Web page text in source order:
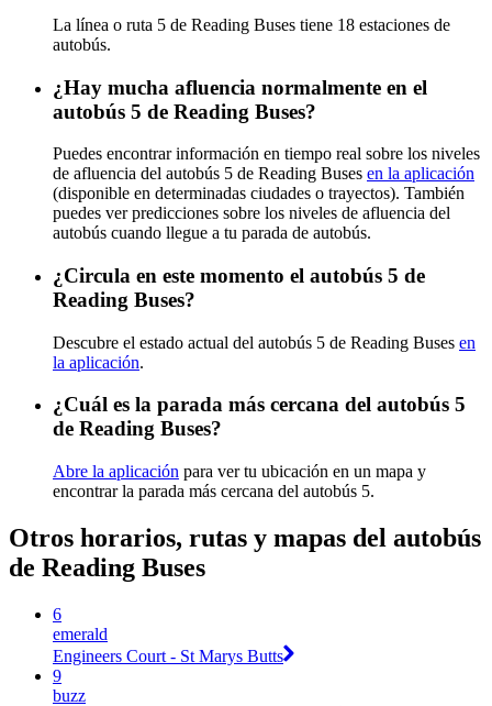
La línea o ruta 5 de Reading Buses tiene 18 estaciones de
autobús.
¿Hay mucha afluencia normalmente en el
autobús 5 de Reading Buses?
Puedes encontrar información en tiempo real sobre los niveles
de afluencia del autobús 5 de Reading Buses en la aplicación
(disponible en determinadas ciudades o trayectos). También
puedes ver predicciones sobre los niveles de afluencia del
autobús cuando llegue a tu parada de autobús.
¿Circula en este momento el autobús 5 de
Reading Buses?
Descubre el estado actual del autobús 5 de Reading Buses en
la aplicación.
¿Cuál es la parada más cercana del autobús 5
de Reading Buses?
Abre la aplicación para ver tu ubicación en un mapa y
encontrar la parada más cercana del autobús 5.
Otros horarios, rutas y mapas del autobús
de Reading Buses
6
emerald
Engineers Court - St Marys Butts
9
buzz